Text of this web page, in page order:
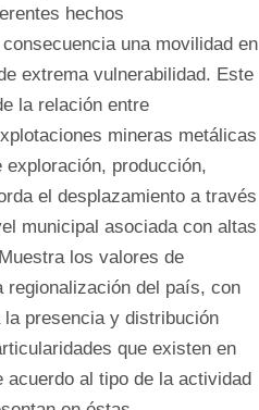
hechos
una movilidad en
extrema vulnerabilidad. Este
la relación entre
mineras metálicas
producción,
el desplazamiento a través
municipal asociada con altas
los valores de
regionalización del país, con
presencia y distribución
que existen en
al tipo de la actividad